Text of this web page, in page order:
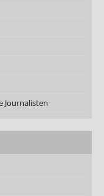
Journalisten